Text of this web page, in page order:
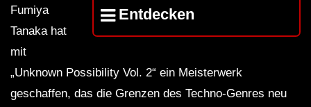
Berghain, Berlin 13-07-2013
Entdecken
Fumiya
Tanaka hat
mit
„Unknown Possibility Vol. 2“ ein Meisterwerk
geschaffen, das die Grenzen des Techno-Genres neu